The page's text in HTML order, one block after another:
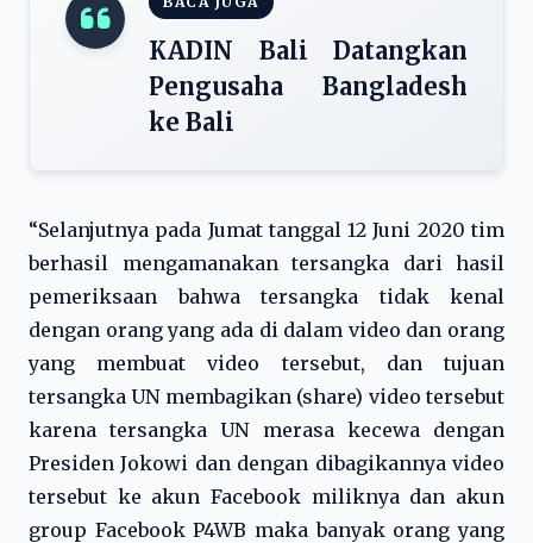
KADIN Bali Datangkan
Pengusaha Bangladesh
ke Bali
“Selanjutnya pada Jumat tanggal 12 Juni 2020 tim
berhasil mengamanakan tersangka dari hasil
pemeriksaan bahwa tersangka tidak kenal
dengan orang yang ada di dalam video dan orang
yang membuat video tersebut, dan tujuan
tersangka UN membagikan (share) video tersebut
karena tersangka UN merasa kecewa dengan
Presiden Jokowi dan dengan dibagikannya video
tersebut ke akun Facebook miliknya dan akun
group Facebook P4WB maka banyak orang yang